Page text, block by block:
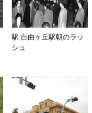
駅 自由ヶ丘駅朝のラッ
シュ